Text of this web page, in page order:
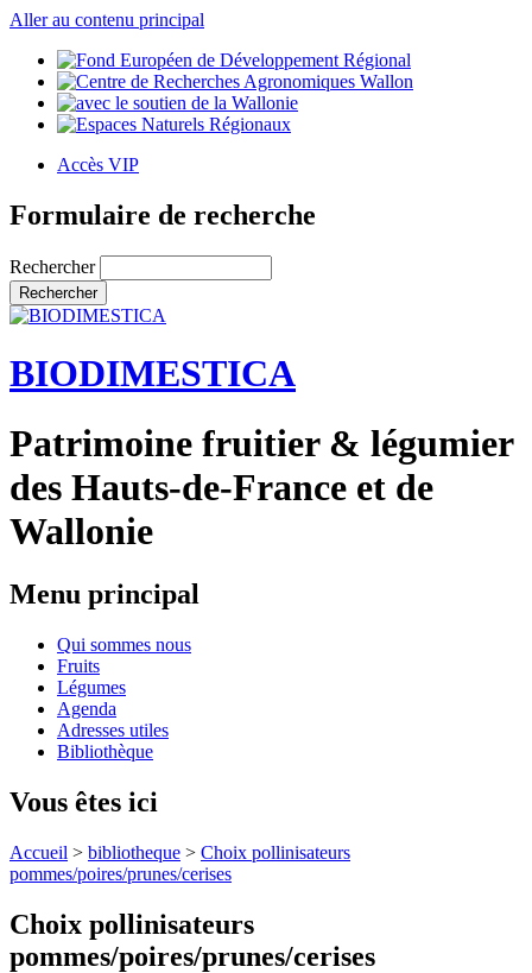
Aller au contenu principal
Accès VIP
Formulaire de recherche
Rechercher
BIODIMESTICA
Patrimoine fruitier & légumier
des Hauts-de-France et de
Wallonie
Menu principal
Qui sommes nous
Fruits
Légumes
Agenda
Adresses utiles
Bibliothèque
Vous êtes ici
Accueil > bibliotheque > Choix pollinisateurs
pommes/poires/prunes/cerises
Choix pollinisateurs
pommes/poires/prunes/cerises